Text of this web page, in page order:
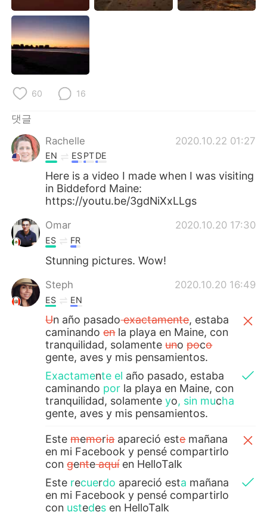
Türkçe Tiếng Việt
Português
60 16
댓글
Rachelle
2020.10.22 01:27
EN ESPTDE
Here is a video I made when I was visiting
in Biddeford Maine:
https://youtu.be/3gdNiXxLLgs
Omar 2020.10.20 17:30
ES FR
Stunning pictures. Wow!
Steph 2020.10.20 16:49
ES EN
Un año pasadoexactamente, estaba
caminandoenla playa en Maine, con
tranquilidad, solamenteunopoco
gente, aves y mis pensamientos.
Exactamente el año pasado, estaba
caminando por la playa en Maine, con
tranquilidad, solamenteyo, sin mucha
gente, aves y mis pensamientos.
Estememoriaapareció estemañana
en mi Facebook y pensé compartirlo
congenteaquíen HelloTalk
Este recuerdo apareció esta mañana
en mi Facebook y pensé compartirlo
con ustedes en HelloTalk